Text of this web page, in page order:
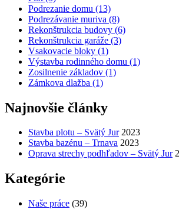
Podrezanie domu (13)
Podrezávanie muriva (8)
Rekonštrukcia budovy (6)
Rekonštrukcia garáže (3)
Vsakovacie bloky (1)
Výstavba rodinného domu (1)
Zosilnenie základov (1)
Zámkova dlažba (1)
Najnovšie články
Stavba plotu – Svätý Jur 2023
Stavba bazénu – Trnava 2023
Oprava strechy podhľadov – Svätý Jur
Kategórie
Naše práce (39)